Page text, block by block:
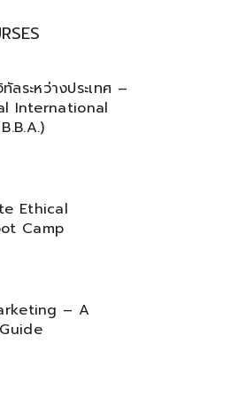
ลระหว่างประเทศ –
International
Ethical
Camp
– A